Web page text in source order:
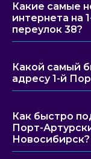
Какие самые
интернета на
переулок 38?
Какой самый
адресу 1-й
Как быстро
Порт-
Новосибирск?